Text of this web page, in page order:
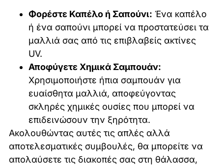
Φορέστε Καπέλο ή Σαπούνι: Ένα καπέλο
ή ένα σαπούνι μπορεί να προστατεύσει τα
μαλλιά σας από τις επιβλαβείς ακτίνες
UV.
Αποφύγετε Χημικά Σαμπουάν:
Χρησιμοποιήστε ήπια σαμπουάν για
ευαίσθητα μαλλιά, αποφεύγοντας
σκληρές χημικές ουσίες που μπορεί να
επιδεινώσουν την ξηρότητα.
Ακολουθώντας αυτές τις απλές αλλά
αποτελεσματικές συμβουλές, θα μπορείτε να
απολαύσετε τις διακοπές σας στη θάλασσα,